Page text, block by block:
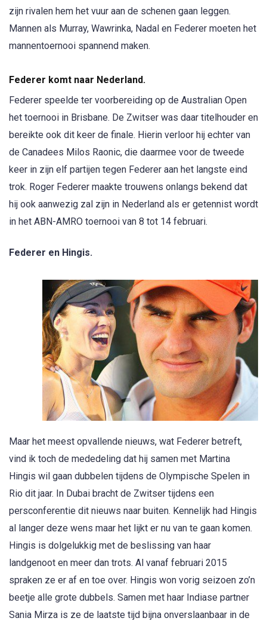
zijn rivalen hem het vuur aan de schenen gaan leggen.
Mannen als Murray, Wawrinka, Nadal en Federer moeten het
mannentoernooi spannend maken.
Federer komt naar Nederland.
Federer speelde ter voorbereiding op de Australian Open
het toernooi in Brisbane. De Zwitser was daar titelhouder en
bereikte ook dit keer de finale. Hierin verloor hij echter van
de Canadees Milos Raonic, die daarmee voor de tweede
keer in zijn elf partijen tegen Federer aan het langste eind
trok. Roger Federer maakte trouwens onlangs bekend dat
hij ook aanwezig zal zijn in Nederland als er getennist wordt
in het ABN-AMRO toernooi van 8 tot 14 februari.
Federer en Hingis.
Maar het meest opvallende nieuws, wat Federer betreft,
vind ik toch de mededeling dat hij samen met Martina
Hingis wil gaan dubbelen tijdens de Olympische Spelen in
Rio dit jaar. In Dubai bracht de Zwitser tijdens een
persconferentie dit nieuws naar buiten. Kennelijk had Hingis
al langer deze wens maar het lijkt er nu van te gaan komen.
Hingis is dolgelukkig met de beslissing van haar
landgenoot en meer dan trots. Al vanaf februari 2015
spraken ze er af en toe over. Hingis won vorig seizoen zo’n
beetje alle grote dubbels. Samen met haar Indiase partner
Sania Mirza is ze de laatste tijd bijna onverslaanbaar in de